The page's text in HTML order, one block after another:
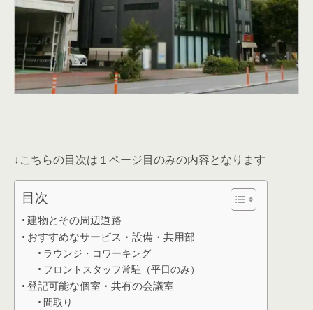
↓こちらの目次は１ページ目のみの内容となります
目次
建物とその周辺道路
おすすめなサービス・設備・共用部
ラウンジ・コワーキング
フロントスタッフ常駐（平日のみ）
登記可能な個室・共有の会議室
間取り